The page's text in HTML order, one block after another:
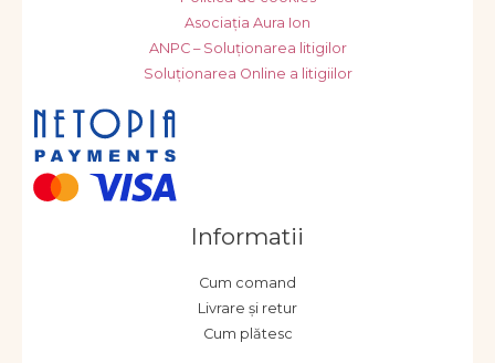
Asociația Aura Ion
ANPC – Soluționarea litigilor
Soluționarea Online a litigiilor
Informatii
Cum comand
Livrare și retur
Cum plătesc